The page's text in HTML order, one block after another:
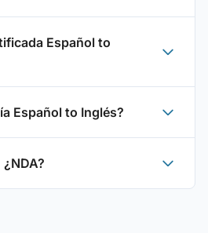
Español to
Español to Inglés?
¿NDA?